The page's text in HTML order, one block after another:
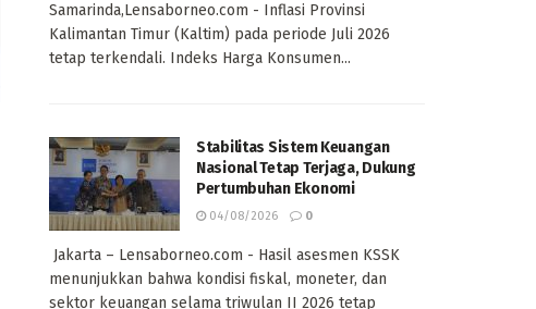
Samarinda,Lensaborneo.com - Inflasi Provinsi
Kalimantan Timur (Kaltim) pada periode Juli 2026
tetap terkendali. Indeks Harga Konsumen...
Stabilitas Sistem Keuangan
Nasional Tetap Terjaga, Dukung
Pertumbuhan Ekonomi
04/08/2026 0
Jakarta – Lensaborneo.com - Hasil asesmen KSSK
menunjukkan bahwa kondisi fiskal, moneter, dan
sektor keuangan selama triwulan II 2026 tetap